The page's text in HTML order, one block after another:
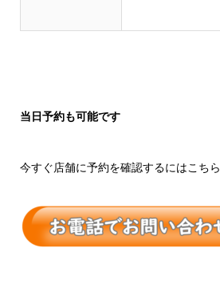
当日予約も可能です
今すぐ店舗に予約を確認するにはこちら